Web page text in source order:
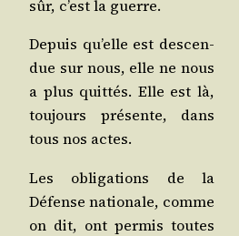
sûr, c’est la guerre.
Depuis qu’elle est des­cen­
due sur nous, elle ne nous
a plus quit­tés. Elle est là,
tou­jours pré­sente, dans
tous nos actes.
Les obli­ga­tions de la
Défense natio­nale, comme
on dit, ont per­mis toutes